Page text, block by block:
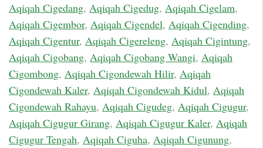
Aqiqah Cigedang, Aqiqah Cigedug, Aqiqah Cigelam,
Aqiqah Cigembor, Aqiqah Cigendel, Aqiqah Cigending,
Aqiqah Cigentur, Aqiqah Cigereleng, Aqiqah Cigintung,
Aqiqah Cigobang, Aqiqah Cigobang Wangi, Aqiqah
Cigombong, Aqiqah Cigondewah Hilir, Aqiqah
Cigondewah Kaler, Aqiqah Cigondewah Kidul, Aqiqah
Cigondewah Rahayu, Aqiqah Cigudeg, Aqiqah Cigugur,
Aqiqah Cigugur Girang, Aqiqah Cigugur Kaler, Aqiqah
Cigugur Tengah, Aqiqah Ciguha, Aqiqah Cigunung,